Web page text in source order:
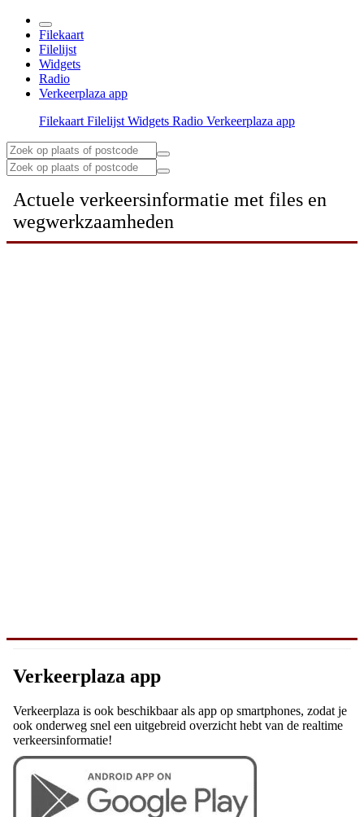
Filekaart
Filelijst
Widgets
Radio
Verkeerplaza app
Filekaart Filelijst Widgets Radio Verkeerplaza app
Actuele verkeersinformatie met files en
wegwerkzaamheden
Verkeerplaza app
Verkeerplaza is ook beschikbaar als app op smartphones, zodat je
ook onderweg snel een uitgebreid overzicht hebt van de realtime
verkeersinformatie!